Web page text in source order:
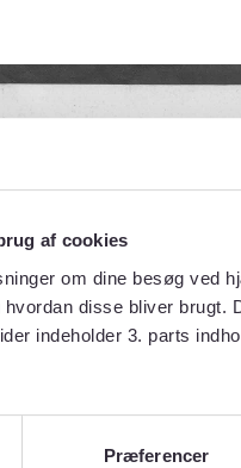
af cookies
om dine besøg ved
disse bliver
indeholder 3. parts
Præferencer